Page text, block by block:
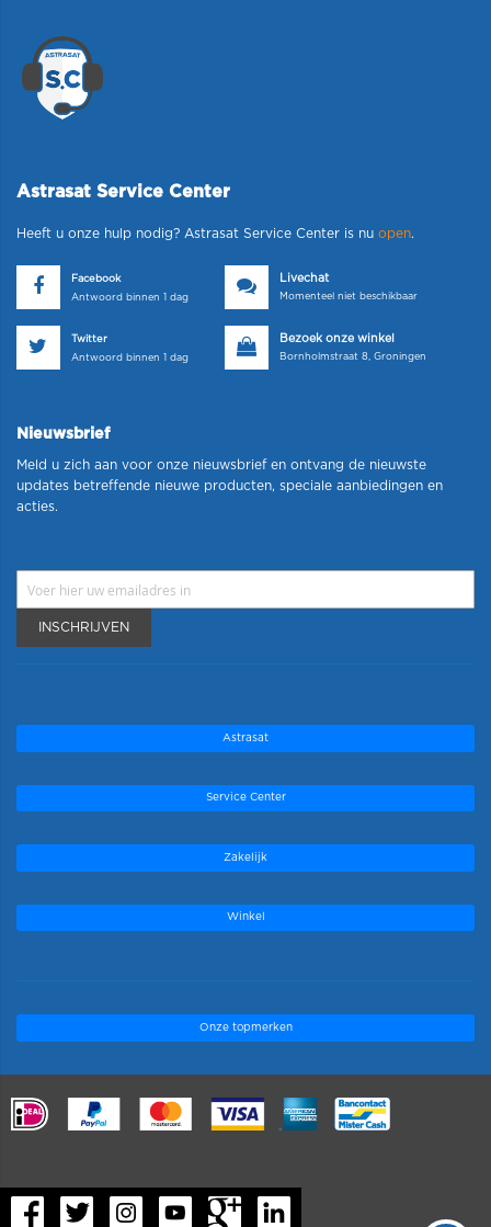
Astrasat Service Center
Heeft u onze hulp nodig? Astrasat Service Center is nu open.
Facebook
Antwoord binnen 1 dag
Livechat
Momenteel niet beschikbaar
Twitter
Antwoord binnen 1 dag
Bezoek onze winkel
Bornholmstraat 8, Groningen
Nieuwsbrief
Meld u zich aan voor onze nieuwsbrief en ontvang de nieuwste
updates betreffende nieuwe producten, speciale aanbiedingen en
acties.
INSCHRIJVEN
Astrasat
Service Center
Zakelijk
Winkel
Onze topmerken
.